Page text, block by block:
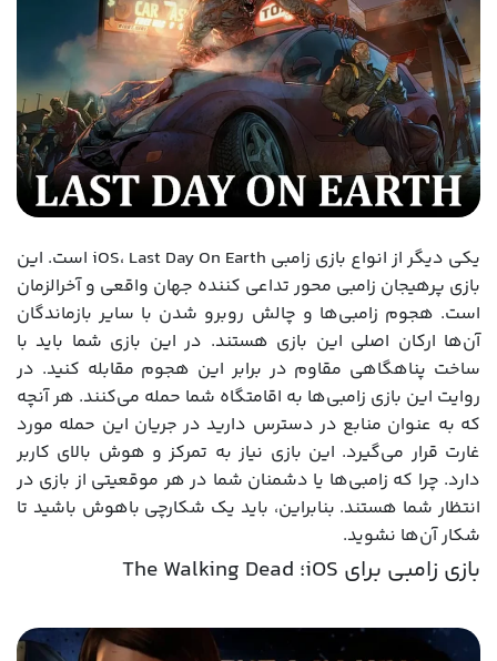
یکی دیگر از انواع بازی‌ زامبی iOS، Last Day On Earth است. این
بازی پرهیجان زامبی محور تداعی کننده جهان واقعی و آخرالزمان
است. هجوم زامبی‌ها و چالش روبرو شدن با سایر بازماندگان
آن‌ها ارکان اصلی این بازی هستند. در این بازی شما باید با
ساخت پناهگاهی مقاوم در برابر این هجوم مقابله کنید. در
روایت این بازی زامبی‌ها به اقامتگاه شما حمله می‌کنند. هر آنچه
که به عنوان منابع در دسترس دارید در جریان این حمله مورد
غارت قرار می‌گیرد. این بازی نیاز به تمرکز و هوش بالای کاربر
دارد. چرا که زامبی‌ها یا دشمنان شما در هر موقعیتی از بازی در
انتظار شما هستند. بنابراین، باید یک شکارچی باهوش باشید تا
شکار آن‌ها نشوید.
بازی زامبی برای iOS؛ The Walking Dead